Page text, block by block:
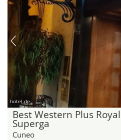
hotel.de
Best Western Plus Royal
Superga
Cuneo